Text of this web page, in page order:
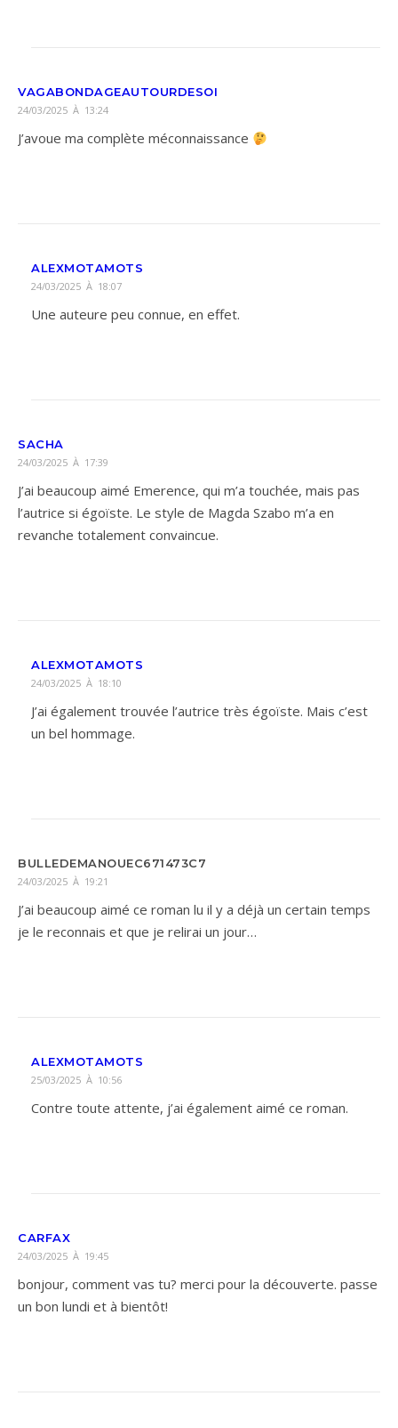
VAGABONDAGEAUTOURDESOI
24/03/2025 À 13:24
J’avoue ma complète méconnaissance
ALEXMOTAMOTS
24/03/2025 À 18:07
Une auteure peu connue, en effet.
SACHA
24/03/2025 À 17:39
J’ai beaucoup aimé Emerence, qui m’a touchée, mais pas
l’autrice si égoïste. Le style de Magda Szabo m’a en
revanche totalement convaincue.
ALEXMOTAMOTS
24/03/2025 À 18:10
J’ai également trouvée l’autrice très égoïste. Mais c’est
un bel hommage.
BULLEDEMANOUEC671473C7
24/03/2025 À 19:21
J’ai beaucoup aimé ce roman lu il y a déjà un certain temps
je le reconnais et que je relirai un jour…
ALEXMOTAMOTS
25/03/2025 À 10:56
Contre toute attente, j’ai également aimé ce roman.
CARFAX
24/03/2025 À 19:45
bonjour, comment vas tu? merci pour la découverte. passe
un bon lundi et à bientôt!